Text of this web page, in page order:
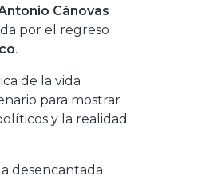
Cánovas
por el regreso
.
de la vida
para mostrar
y la realidad
desencantada